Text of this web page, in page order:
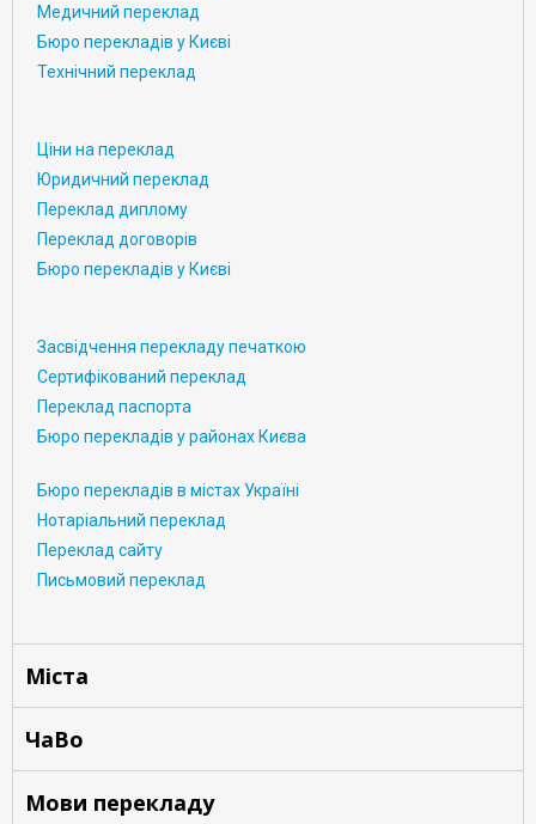
Медичний переклад
Бюро перекладів у Києві
Технічний переклад
Ціни на переклад
Юридичний переклад
Переклад диплому
Переклад договорів
Бюро перекладів у Києві
Засвідчення перекладу печаткою
Сертифікований переклад
Переклад паспорта
Бюро перекладів у районах Києва
Бюро перекладів в містах Україні
Нотаріальний переклад
Переклад сайту
Письмовий переклад
Міста
ЧаВо
Мови перекладу